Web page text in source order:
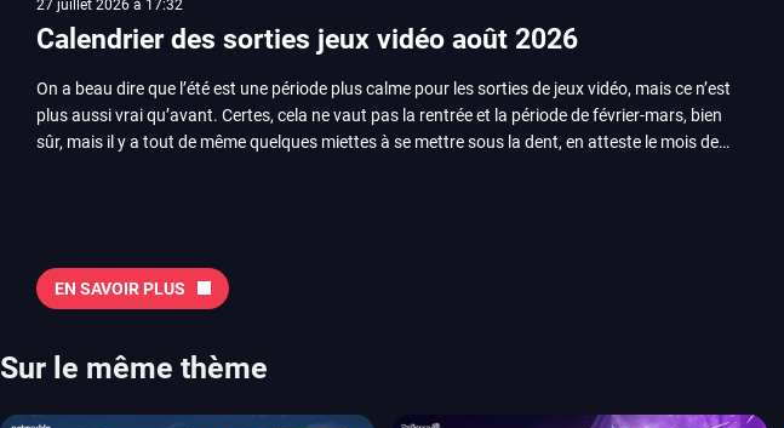
27 juillet 2026 à 17:32
Calendrier des sorties jeux vidéo août 2026
On a beau dire que l’été est une période plus calme pour les sorties de jeux vidéo, mais ce n’est
plus aussi vrai qu’avant. Certes, cela ne vaut pas la rentrée et la période de février-mars, bien
sûr, mais il y a tout de même quelques miettes à se mettre sous la dent, en atteste le mois de
Tokon ou encore Beast of Reincarnation, qui nous montre que Game Freak sait faire autre
chose d’ambitieux que Pokémon. On n’oubliera pas la période de Gamescom, avec Star Wars,
2026 Vous trouverez ici tous les jeux majeurs qui sortiront au mois de juin. Vous trouverez
aussi les jeux de ce mois dans notre page dédiée…
EN SAVOIR PLUS
Sur le même thème